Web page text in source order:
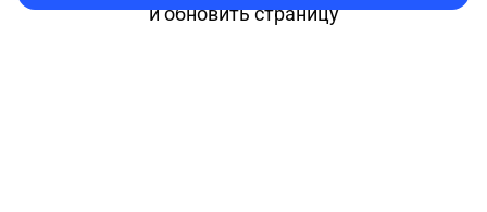
и обновить страницу